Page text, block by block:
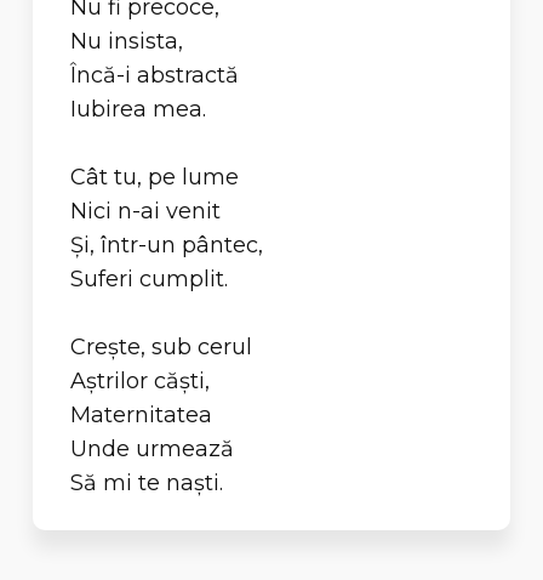
Nu fi precoce,
Nu insista,
Încă-i abstractă
Iubirea mea.
Cât tu, pe lume
Nici n-ai venit
Şi, într-un pântec,
Suferi cumplit.
Creşte, sub cerul
Aştrilor căşti,
Maternitatea
Unde urmează
Să mi te naşti.